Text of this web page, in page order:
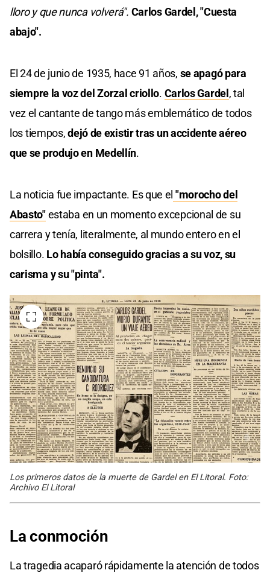
lloro y que nunca volverá". Carlos Gardel, "Cuesta
abajo".
El 24 de junio de 1935, hace 91 años, se apagó para
siempre la voz del Zorzal criollo. Carlos Gardel , tal
vez el cantante de tango más emblemático de todos
los tiempos,dejó de existir tras un accidente aéreo
que se produjo en Medellín.
La noticia fue impactante. Es que el "morocho del
Abasto"estaba en un momento excepcional de su
carrera y tenía, literalmente, al mundo entero en el
bolsillo. Lo había conseguido gracias a su voz, su
carisma y su "pinta".
Los primeros datos de la muerte de Gardel en El Litoral. Foto:
Archivo El Litoral
La conmoción
La tragedia acaparó rápidamente la atención de todos